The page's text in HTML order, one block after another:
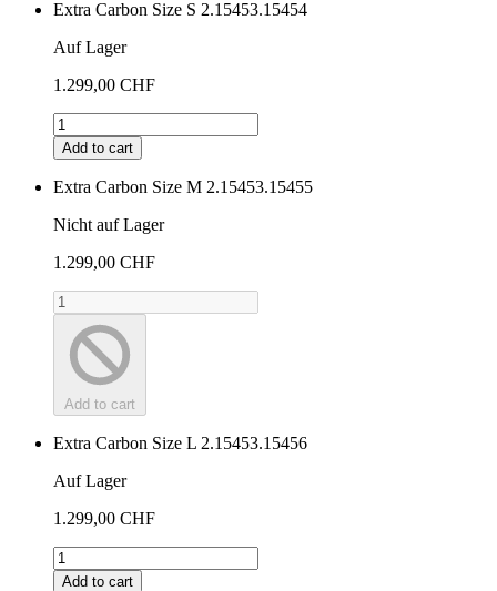
Extra Carbon Size S 2.15453.15454
Auf Lager
1.299,00 CHF
Add to cart
Extra Carbon Size M 2.15453.15455
Nicht auf Lager
1.299,00 CHF
Add to cart
Extra Carbon Size L 2.15453.15456
Auf Lager
1.299,00 CHF
Add to cart